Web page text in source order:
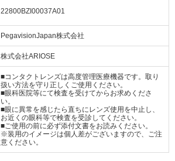
22800BZI00037A01
PegavisionJapan株式会社
株式会社ARIOSE
■コンタクトレンズは高度管理医療機器です。取り
扱い方法を守り正しくご使用ください。
■眼科医院等にて検査を受けてからお求めくださ
い。
■眼に異常を感じたら直ちにレンズ使用を中止し、
お近くの眼科等で検査を受診してください。
■ご使用の前に必ず添付文書をお読みください。
※装用のイメージは個人差がございますので、ご注
意ください。